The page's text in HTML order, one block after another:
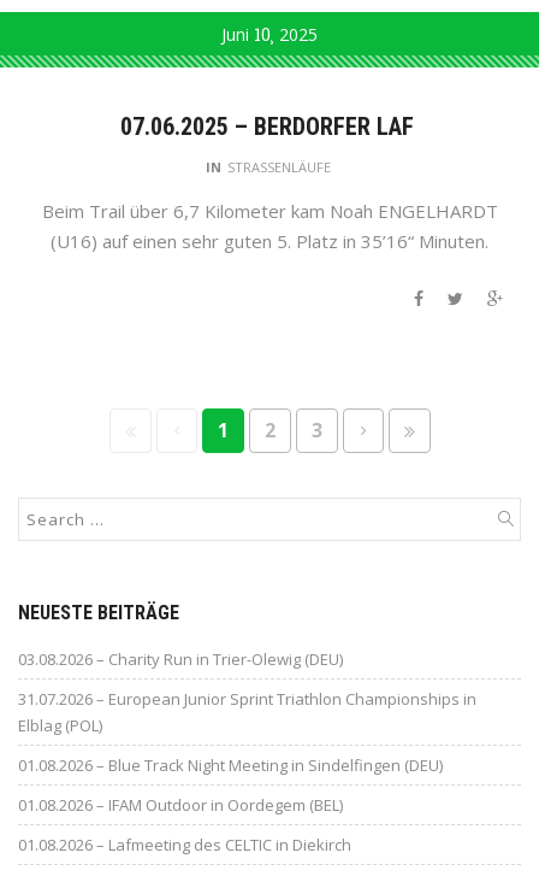
Juni 10 2025
07.06.2025 – BERDORFER LAF
IN STRASSENLÄUFE
Beim Trail über 6,7 Kilometer kam Noah ENGELHARDT
(U16) auf einen sehr guten 5. Platz in 35’16“ Minuten.
1 2 3
NEUESTE BEITRÄGE
03.08.2026 – Charity Run in Trier-Olewig (DEU)
31.07.2026 – European Junior Sprint Triathlon Championships in
Elblag (POL)
01.08.2026 – Blue Track Night Meeting in Sindelfingen (DEU)
01.08.2026 – IFAM Outdoor in Oordegem (BEL)
01.08.2026 – Lafmeeting des CELTIC in Diekirch